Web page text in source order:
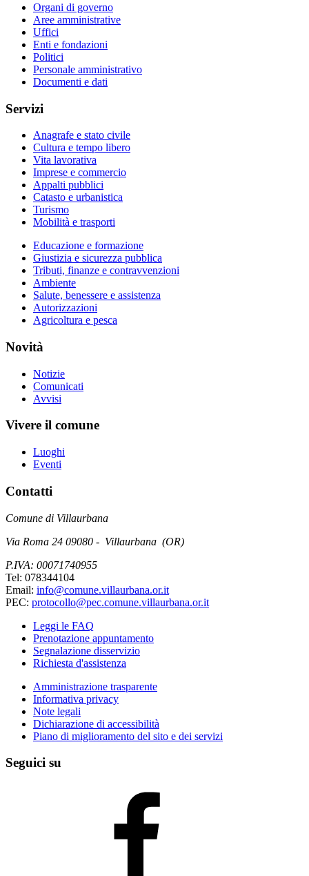
Organi di governo
Aree amministrative
Uffici
Enti e fondazioni
Politici
Personale amministrativo
Documenti e dati
Servizi
Anagrafe e stato civile
Cultura e tempo libero
Vita lavorativa
Imprese e commercio
Appalti pubblici
Catasto e urbanistica
Turismo
Mobilità e trasporti
Educazione e formazione
Giustizia e sicurezza pubblica
Tributi, finanze e contravvenzioni
Ambiente
Salute, benessere e assistenza
Autorizzazioni
Agricoltura e pesca
Novità
Notizie
Comunicati
Avvisi
Vivere il comune
Luoghi
Eventi
Contatti
Comune di Villaurbana
Via Roma 24 09080 - Villaurbana (OR)
P.IVA: 00071740955
Tel: 078344104
Email: info@comune.villaurbana.or.it
PEC: protocollo@pec.comune.villaurbana.or.it
Leggi le FAQ
Prenotazione appuntamento
Segnalazione disservizio
Richiesta d'assistenza
Amministrazione trasparente
Informativa privacy
Note legali
Dichiarazione di accessibilità
Piano di miglioramento del sito e dei servizi
Seguici su